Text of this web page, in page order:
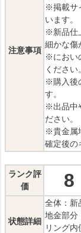
注意事項
※掲載サ
います。
※新品仕
細かな傷
※におい
ください。
※購入後
す。
※出品中
ださい。
※貴金属
確定後の
ランク評
価
8
状態詳細
全体：新
地金部分
リング